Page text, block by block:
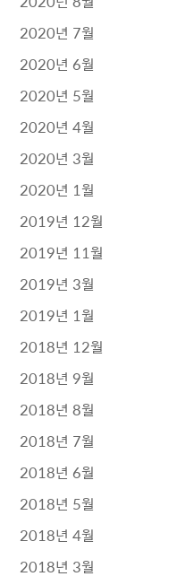
2020년 7월
2020년 6월
2020년 5월
2020년 4월
2020년 3월
2020년 1월
2019년 12월
2019년 11월
2019년 3월
2019년 1월
2018년 12월
2018년 9월
2018년 8월
2018년 7월
2018년 6월
2018년 5월
2018년 4월
2018년 3월